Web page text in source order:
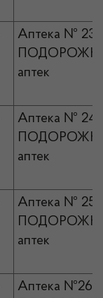
Аптека № 23
аптек
Аптека № 24
аптек
Аптека № 25
аптек
Аптека №26